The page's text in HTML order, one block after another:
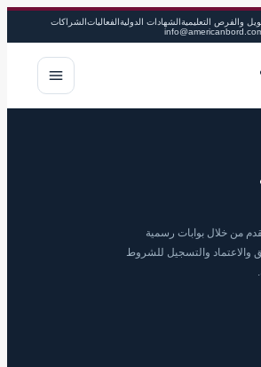
والفرص التعليميةالشهادات الدوليةالفعالياتالشراكات
من خلال بوابات رسمية
والاعتماد والتسجيل للشروط